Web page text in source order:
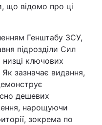
що відомо про ці
Генштабу ЗСУ,
підрозділи Сил
ключових
Як зазначає видання,
дешевих
нарощуючи
зокрема по